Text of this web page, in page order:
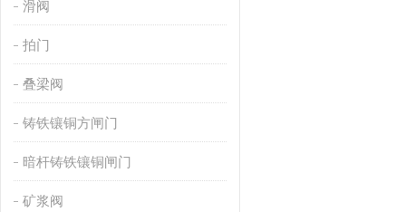
滑阀
拍门
叠梁阀
铸铁镶铜方闸门
暗杆铸铁镶铜闸门
矿浆阀